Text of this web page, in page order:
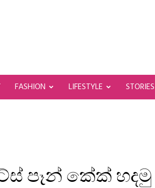
FASHION LIFESTYLE STORIES
පෑන් කේක් හදමු